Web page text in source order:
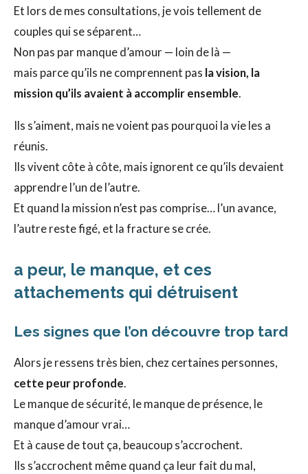
Et lors de mes consultations, je vois tellement de
couples qui se séparent…
Non pas par manque d’amour — loin de là —
mais parce qu’ils ne comprennent pas la vision, la
mission qu’ils avaient à accomplir ensemble.
Ils s’aiment, mais ne voient pas pourquoi la vie les a
réunis.
Ils vivent côte à côte, mais ignorent ce qu’ils devaient
apprendre l’un de l’autre.
Et quand la mission n’est pas comprise… l’un avance,
l’autre reste figé, et la fracture se crée.
a peur, le manque, et ces
attachements qui détruisent
Les signes que l’on découvre trop tard
Alors je ressens très bien, chez certaines personnes,
cette peur profonde.
Le manque de sécurité, le manque de présence, le
manque d’amour vrai…
Et à cause de tout ça, beaucoup s’accrochent.
Ils s’accrochent même quand ça leur fait du mal,